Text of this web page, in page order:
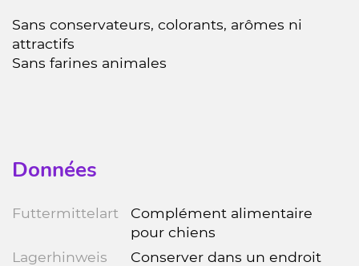
Sans conservateurs, colorants, arômes ni
attractifs
Sans farines animales
Données
Futtermittelart
Complément alimentaire
pour chiens
Lagerhinweis
Conserver dans un endroit